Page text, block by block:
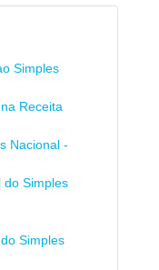
Simples
Receita
Nacional -
do Simples
Simples